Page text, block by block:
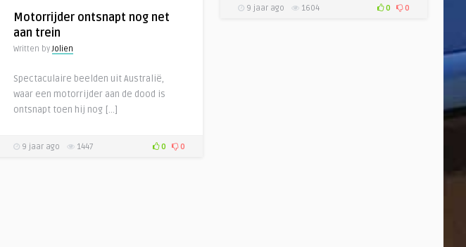
9 jaar ago 1604 0 0
Motorrijder ontsnapt nog net
aan trein
Written byJolien
Spectaculaire beelden uit Australië,
waar een motorrijder aan de dood is
ontsnapt toen hij nog […]
9 jaar ago 1447 0 0